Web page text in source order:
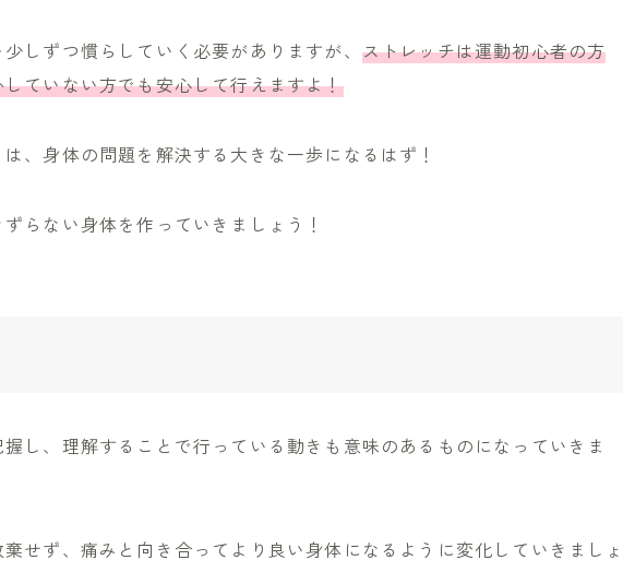
しずつ慣らしていく必要がありますが、 ストレッチは運動初心者の方
ていない方でも安心して行えますよ！
、身体の問題を解決する大きな一歩になるはず！
らない身体を作っていきましょう！
し、理解することで行っている動きも意味のあるものになっていきま
せず、痛みと向き合ってより良い身体になるように変化していきましょ